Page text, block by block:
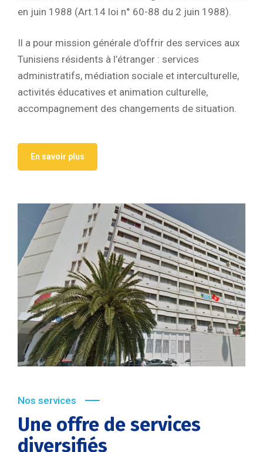
en juin 1988 (Art.14 loi n° 60-88 du 2 juin 1988).
Il a pour mission générale d’offrir des services aux
Tunisiens résidents à l’étranger : services
administratifs, médiation sociale et interculturelle,
activités éducatives et animation culturelle,
accompagnement des changements de situation.
En savoir plus
Nos services
Une offre de services
diversifiés